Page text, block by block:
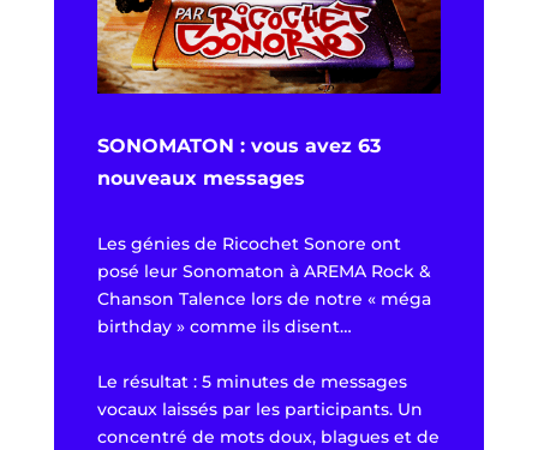
SONOMATON : vous avez 63
nouveaux messages
Les génies de Ricochet Sonore ont
posé leur Sonomaton à AREMA Rock &
Chanson Talence lors de notre « méga
birthday » comme ils disent…
Le résultat : 5 minutes de messages
vocaux laissés par les participants. Un
concentré de mots doux, blagues et de